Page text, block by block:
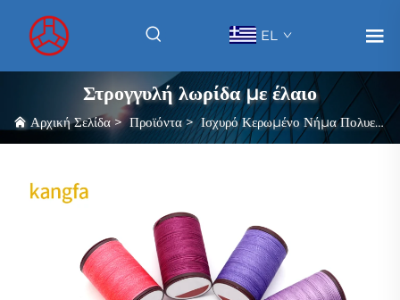
EL
Στρογγυλή λωρίδα με έλαιο
Αρχική Σελίδα>Προϊόντα>Ισχυρό Κερωμένο Νήμα Πολυεστέρα